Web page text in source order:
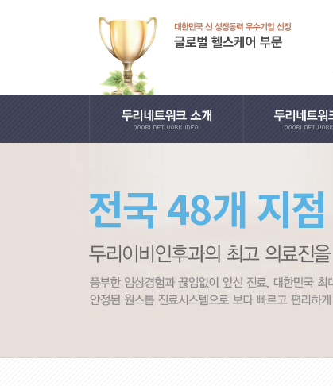
· English
· 日本語
· 언론보도
· 사회공헌
전국 48개 지점